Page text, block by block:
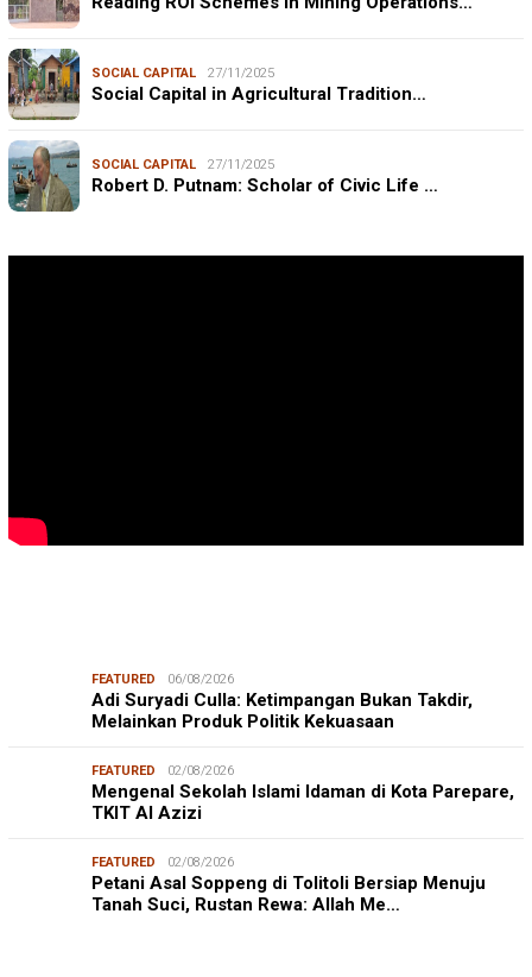
SOCIAL CAPITAL 27/11/2025
Social Capital in Agricultural Tradition…
SOCIAL CAPITAL 27/11/2025
Robert D. Putnam: Scholar of Civic Life …
FEATURED 06/08/2026
Adi Suryadi Culla: Ketimpangan Bukan Takdir,
Melainkan Produk Politik Kekuasaan
FEATURED 02/08/2026
Mengenal Sekolah Islami Idaman di Kota Parepare,
TKIT Al Azizi
FEATURED 02/08/2026
Petani Asal Soppeng di Tolitoli Bersiap Menuju
Tanah Suci, Rustan Rewa: Allah Me…